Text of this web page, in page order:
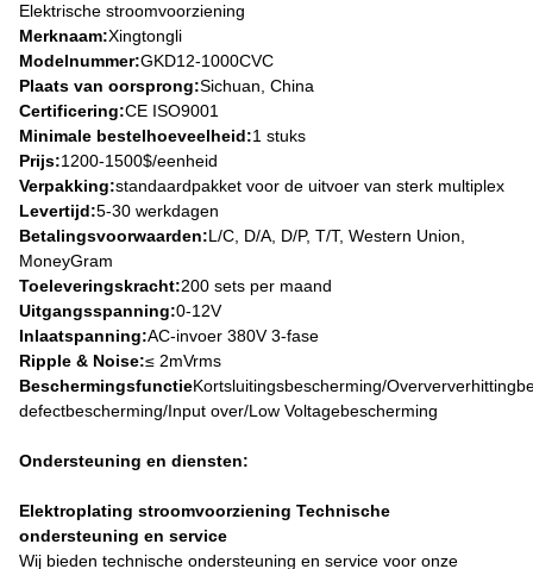
Elektrische stroomvoorziening
Merknaam:Xingtongli
Modelnummer:GKD12-1000CVC
Plaats van oorsprong:Sichuan, China
Certificering:CE ISO9001
Minimale bestelhoeveelheid:1 stuks
Prijs:1200-1500$/eenheid
Verpakking:standaardpakket voor de uitvoer van sterk multiplex
Levertijd:5-30 werkdagen
Betalingsvoorwaarden:L/C, D/A, D/P, T/T, Western Union,
MoneyGram
Toeleveringskracht:200 sets per maand
Uitgangsspanning:0-12V
Inlaatspanning:AC-invoer 380V 3-fase
Ripple & Noise:≤ 2mVrms
BeschermingsfunctieKortsluitingsbescherming/
defectbescherming/Input over/Low Voltagebescherming
Ondersteuning en diensten:
Elektroplating stroomvoorziening Technische
ondersteuning en service
Wij bieden technische ondersteuning en service voor onze